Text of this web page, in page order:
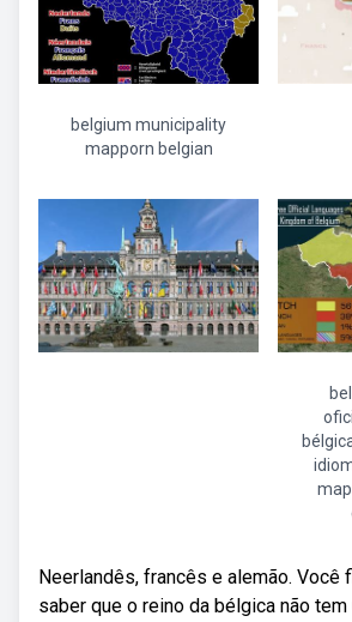
belgium municipality
mapporn belgian
Neerlandês, francês e alemão. Você
saber que o reino da bélgica não tem